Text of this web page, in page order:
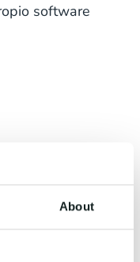
About
software